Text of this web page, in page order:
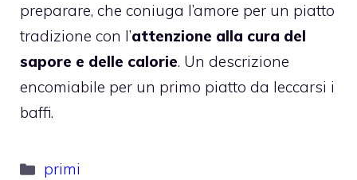
preparare, che coniuga l’amore per un piatto
tradizione con l’attenzione alla cura del
sapore e delle calorie. Un descrizione
encomiabile per un primo piatto da leccarsi i
baffi.
Categorie
primi